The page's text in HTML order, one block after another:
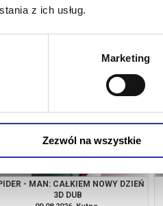
z ich usług.
Marketing
Zezwól na wszystkie
- MAN: CAŁKIEM NOWY DZIEŃ
kup bilet
- MAN: CAŁKIEM NOWY DZIEŃ
3D DUB